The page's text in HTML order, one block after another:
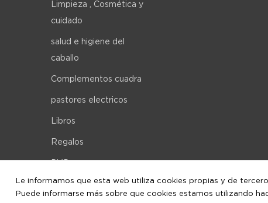
Limpieza , Cosmética y
cuidado
salud e higiene del
caballo
Complementos cuadra
pastores electricos
Libros
Regalos
Le informamos que esta web utiliza cookies propias y de
Puede informarse más sobre que cookies estamos utilizando